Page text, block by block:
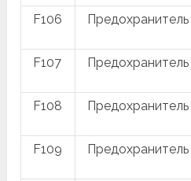
F106 Предохранитель
F107 Предохранитель
F108 Предохранитель
F109 Предохранитель